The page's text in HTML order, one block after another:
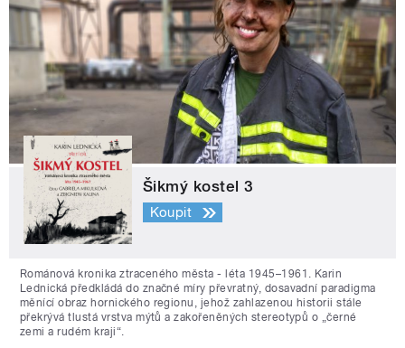
Šikmý kostel 3
Koupit
Románová kronika ztraceného města - léta 1945–1961. Karin
Lednická předkládá do značné míry převratný, dosavadní paradigma
měnící obraz hornického regionu, jehož zahlazenou historii stále
překrývá tlustá vrstva mýtů a zakořeněných stereotypů o „černé
zemi a rudém kraji“.